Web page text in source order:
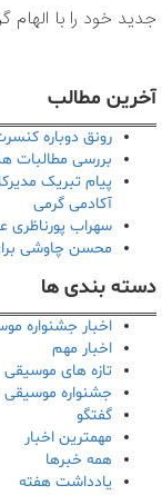
جدید خود را با
آخرین مطالب
رونق دوباره
بررسی مطالبات
پیام تبریک
آکادمی گرمی
سهراب
محسن چاوشی
دسته بندی ها
اخبار جشنواره
اخبار مهم
تازه های موسیقی
جشنواره موسیقی
گفتگو
مهمترین اخبار
همه خبرها
یادداشت هفته